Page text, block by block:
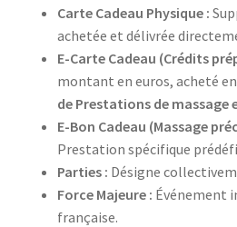
Carte Cadeau Physique :
achetée et délivrée
E-Carte Cadeau (Crédits
montant en euros, acheté
de Prestations de massage
E-Bon Cadeau (Massage
Prestation spécifique
Parties : Désigne
Force Majeure : Événement
française.